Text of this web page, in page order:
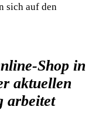
sich auf den
Shop in
aktuellen
arbeitet